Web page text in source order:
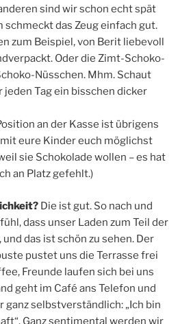
sind wir schon echt spät
schmeckt das Zeug einfach gut.
zum Beispiel, von Berit liebevoll
Oder die Zimt-Schoko-
Nüsschen. Mhm. Schaut
jeden Tag ein bisschen dicker
an der Kasse ist übrigens
eure Kinder euch möglichst
sie Schokolade wollen – es hat
an Platz gefehlt.)
Die ist gut. So nach und
dass unser Laden zum Teil der
das ist schön zu sehen. Der
pustet uns die Terrasse frei
Freunde laufen sich bei uns
geht im Café ans Telefon und
selbstverständlich: „Ich bin
Ganz sentimental werden wir